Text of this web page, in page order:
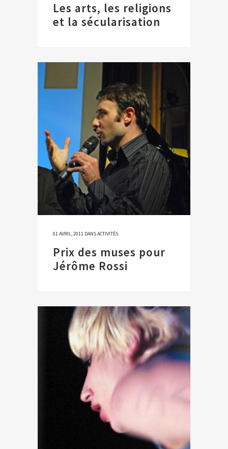
Les arts, les religions
et la sécularisation
01 AVRIL, 2011 DANSACTIVITÉS
Prix des muses pour
Jérôme Rossi